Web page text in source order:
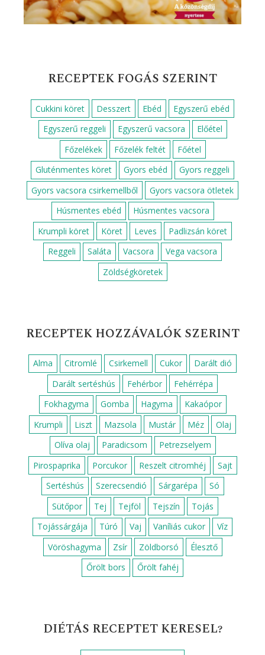
RECEPTEK FOGÁS SZERINT
Cukkini köret Desszert Ebéd
Egyszerű ebéd
Egyszerű reggeli
Egyszerű vacsora
Előétel
Főzelékek
Főzelék feltét
Főétel
Gluténmentes köret
Gyors ebéd
Gyors reggeli
Gyors vacsora csirkemellből
Gyors vacsora ötletek
Húsmentes ebéd
Húsmentes vacsora
Krumpli köret
Köret Leves
Padlizsán köret
Reggeli
Saláta Vacsora
Vega vacsora
Zöldségköretek
RECEPTEK HOZZÁVALÓK SZERINT
Alma Citromlé Csirkemell Cukor
Darált dió
Darált sertéshús
Fehérbor
Fehérrépa
Fokhagyma
Gomba Hagyma
Kakaópor
Krumpli
Liszt Mazsola Mustár Méz
Olaj
Olíva olaj
Paradicsom
Petrezselyem
Pirospaprika
Porcukor Reszelt citromhéj
Sajt
Sertéshús
Szerecsendió Sárgarépa
Só
Sütőpor
Tej Tejföl Tejszín
Tojás
Tojássárgája
Túró Vaj Vaníliás cukor
Víz
Vöröshagyma
Zsír Zöldborsó
Élesztő
Őrölt bors
Őrölt fahéj
DIÉTÁS RECEPTET KERESEL?